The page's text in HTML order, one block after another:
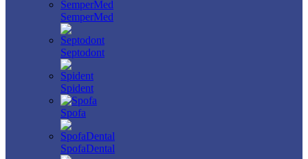
SemperMed
Septodont
Spident
Spofa
SpofaDental